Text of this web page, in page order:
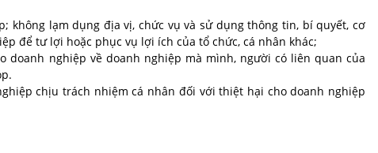
không lạm dụng địa vị, chức vụ và sử dụng thông tin, bí quyết, cơ
để tư lợi hoặc phục vụ lợi ích của tổ chức, cá nhân khác;
doanh nghiệp về doanh nghiệp mà mình, người có liên quan của
chịu trách nhiệm cá nhân đối với thiệt hại cho doanh nghiệp